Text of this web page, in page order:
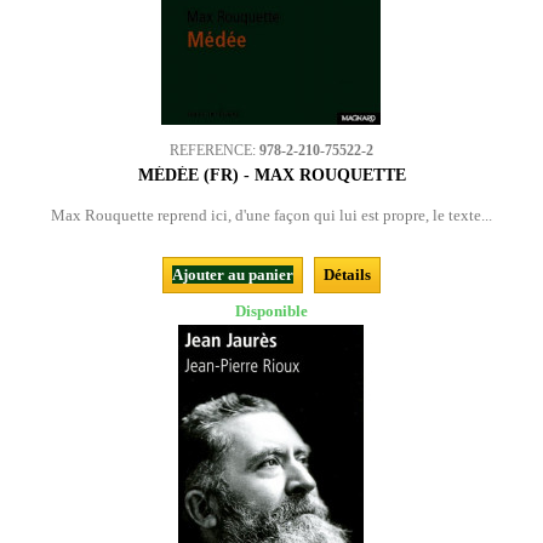
REFERENCE: 978-2-210-75522-2
MÉDÉE (FR) - MAX ROUQUETTE
Max Rouquette reprend ici, d'une façon qui lui est propre, le texte...
Ajouter au panier
Détails
Disponible